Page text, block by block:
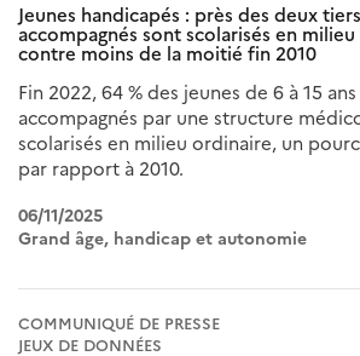
Jeunes handicapés : près des deux
accompagnés sont scolarisés en
contre moins de la moitié fin 2010
Fin 2022, 64 % des jeunes de 6 à 15
accompagnés par une structure
scolarisés en milieu ordinaire, un
par rapport à 2010.
06/11/2025
Grand âge, handicap et autonomie
COMMUNIQUÉ DE PRESSE
JEUX DE DONNÉES